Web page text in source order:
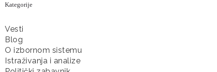
Kategorije
Vesti
Blog
O izbornom sistemu
Istraživanja i analize